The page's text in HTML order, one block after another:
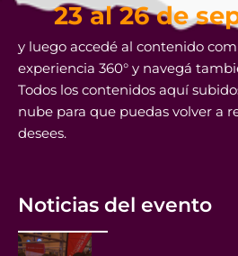
23 al 26 de
y luego accedé al contenido
experiencia 360° y navegá
Todos los contenidos aquí
nube para que puedas volver a
desees.
Noticias del evento